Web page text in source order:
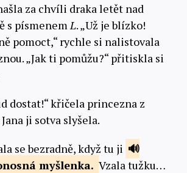
za chvíli draka letět nad
s písmenemL. „Už je blízko!
pomoct,“ rychle si nalistovala
„Jak ti pomůžu?“ přitiskla si
dostat!“ křičela princezna z
ji sotva slyšela.
se bezradně, když tu ji
myšlenka. Vzala tužku…